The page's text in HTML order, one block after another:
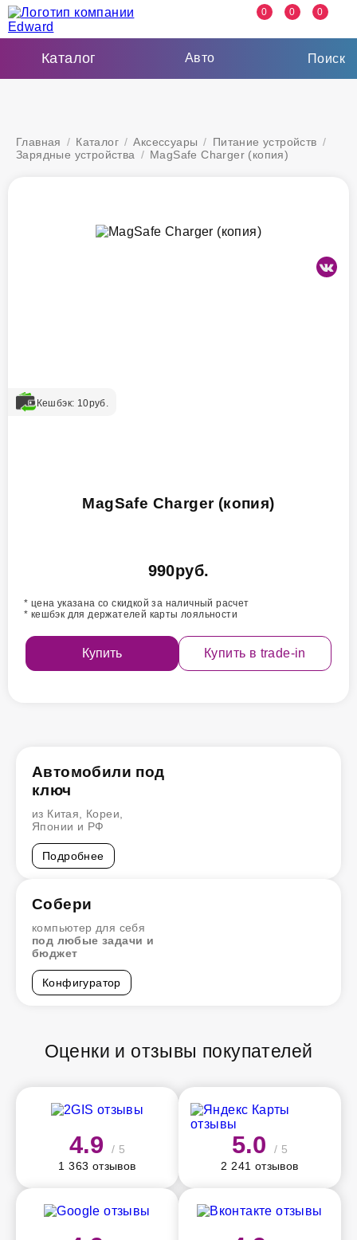
0 0 0
Каталог Авто Поиск
Главная / Каталог / Аксессуары / Питание устройств /
Зарядные устройства / MagSafe Charger (копия)
Кешбэк: 10руб.
MagSafe Charger (копия)
990руб.
* цена указана со скидкой за наличный расчет
* кешбэк для держателей карты лояльности
Купить Купить в trade-in
Автомобили под
ключ
из Китая, Кореи,
Японии и РФ
Подробнее
Собери
компьютер для себя
под любые задачи и
бюджет
Конфигуратор
Оценки и отзывы покупателей
4.9/ 5
1 363 отзывов
5.0/ 5
2 241 отзывов